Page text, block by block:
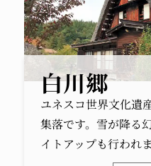
白川郷
ユネスコ世界文化遺
集落です。雪が降る
イトアップも行われま